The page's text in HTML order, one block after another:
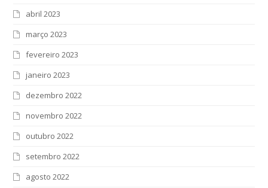
abril 2023
março 2023
fevereiro 2023
janeiro 2023
dezembro 2022
novembro 2022
outubro 2022
setembro 2022
agosto 2022